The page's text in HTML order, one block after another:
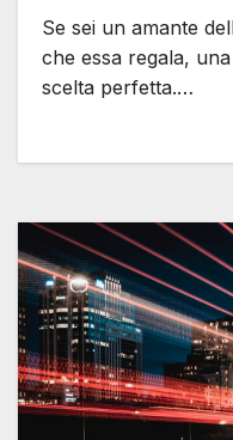
Se sei un amante
che essa regala,
scelta perfetta.…